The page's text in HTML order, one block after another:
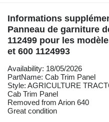
Informations
Panneau de garniture
112499 pour les
et 600 1124993
Availability: 18/05/2026
PartName: Cab Trim Panel
Style: AGRICULTURE
Cab Trim Panel
Removed from Arion 640
Great condition